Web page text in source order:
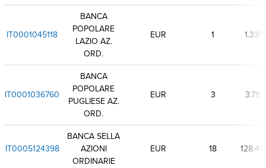
IT0001045118
BANCA
POPOLARE
LAZIO AZ.
ORD.
EUR 1 1.335
IT0001036760
BANCA
POPOLARE
PUGLIESE AZ.
ORD.
EUR 3 3.710
IT0005124398
BANCA SELLA
AZIONI
ORDINARIE
EUR 18